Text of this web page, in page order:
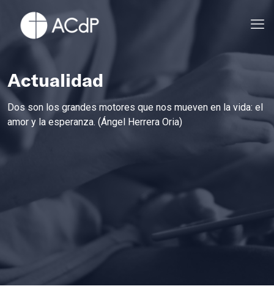
Actualidad
Dos son los grandes motores que nos mueven en la vida: el
amor y la esperanza. (Ángel Herrera Oria)